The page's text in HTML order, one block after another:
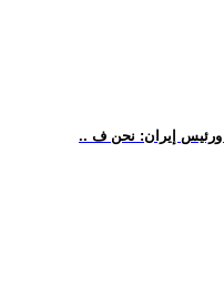
ورئيس إيران: نحن ف